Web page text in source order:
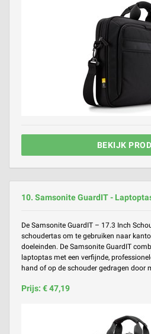
BEKIJK
10. Samsonite GuardIT -
De Samsonite GuardIT – 17.3 Inch
schoudertas om te gebruiken naar
doeleinden. De Samsonite GuardIT
laptoptas met een verfijnde,
hand of op de schouder gedragen door
Prijs: € 47,19